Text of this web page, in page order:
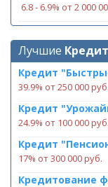
6.8 ‑ 6.9% от 2 000
Лучшие
Кредит
39.9% от 250 000 руб.
Кредит
24.9% от 100 000 руб.
Кредит
17% от 300 000 руб.
Кредитование